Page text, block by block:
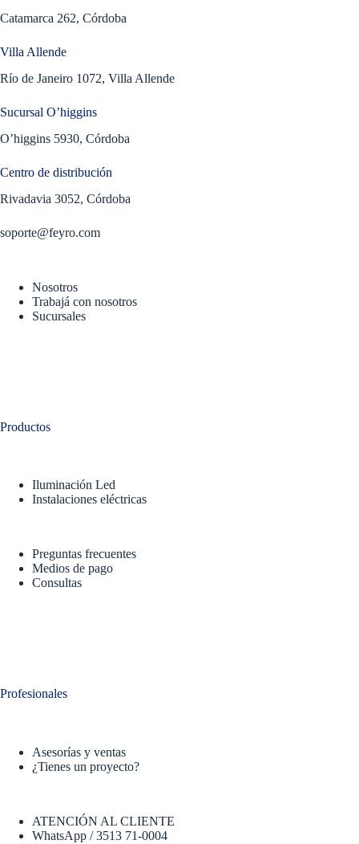
Catamarca 262, Córdoba
Villa Allende
Río de Janeiro 1072, Villa Allende
Sucursal O’higgins
O’higgins 5930, Córdoba
Centro de distribución
Rivadavia 3052, Córdoba
soporte@feyro.com
Nosotros
Trabajá con nosotros
Sucursales
Productos
Iluminación Led
Instalaciones eléctricas
Preguntas frecuentes
Medios de pago
Consultas
Profesionales
Asesorías y ventas
¿Tienes un proyecto?
ATENCIÓN AL CLIENTE
WhatsApp / 3513 71-0004